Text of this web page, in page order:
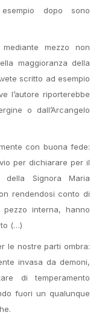
dopo sono
mezzo non
maggioranza della
scritto ad esempio
l’autore riporterebbe
o dall’Arcangelo
con buona fede:
per dichiarare per il
della Signora Maria
rendendosi conto di
interna, hanno
(…)
le nostre parti ombra:
invasa da demoni,
di temperamento
fuori un qualunque